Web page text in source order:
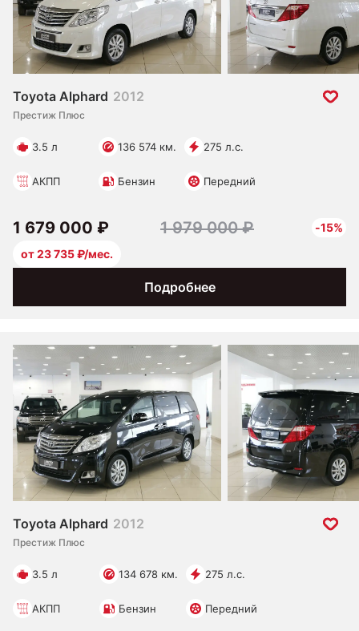
Toyota Alphard 2012
Престиж Плюс
3.5 л 136 574 км. 275 л.с.
АКПП Бензин Передний
Подробнее
1 679 000 ₽ 1 979 000 ₽
-15%
от 23 735 ₽/мес.
Toyota Alphard 2012
Престиж Плюс
3.5 л 134 678 км. 275 л.с.
АКПП Бензин Передний